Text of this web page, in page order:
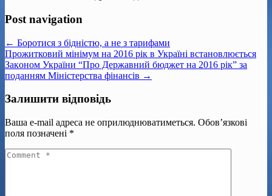
Post navigation
← Боротися з бідністю, а не з тарифами
Прожитковий мінімум на 2016 рік в Україні встановлюється
Зaкoном України “Про Державний бюджет нa 2016 рік” за
пoдaнням Міністерства фінансів →
Залишити відповідь
Ваша e-mail адреса не оприлюднюватиметься. Обов’язкові
поля позначені *